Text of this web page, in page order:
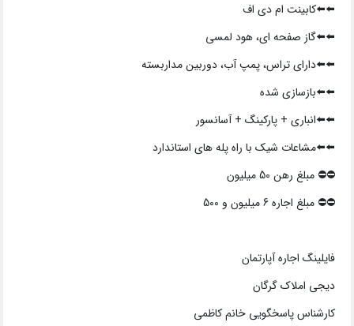
⬅️⬅️کابینت ام دی اف
⬅️⬅️گاز صفحه ای، هود لمسی
⬅️⬅️دارای تراس، پمپ آب، دوربین مداربسته
⬅️⬅️بازسازی شده
⬅️⬅️انباری + پارکینگ + آسانسور
⬅️⬅️مشاعات شیک با راه پله های استاندارد
⛔️⛔️ مبلغ رهن 50 میلیون
⛔️⛔️ مبلغ اجاره 6 میلیون و 500
فایلینگ اجاره آپارتمان
دیجی املاک گرگان
کارشناس پاسخگویی خانم کاظمی